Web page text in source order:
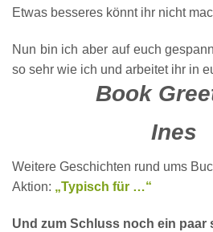
Etwas besseres könnt ihr nicht
Nun bin ich aber auf euch
so sehr wie ich und arbeitet ihr in
Book
Ines
Weitere Geschichten rund ums
Aktion: „Typisch für …“
Und zum Schluss noch ein paar